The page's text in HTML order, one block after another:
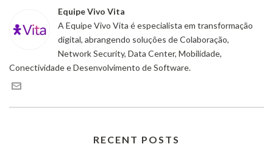
Equipe Vivo Vita
A Equipe Vivo Vita é especialista em transformação
digital, abrangendo soluções de Colaboração,
Network Security, Data Center, Mobilidade,
Conectividade e Desenvolvimento de Software.
RECENT POSTS